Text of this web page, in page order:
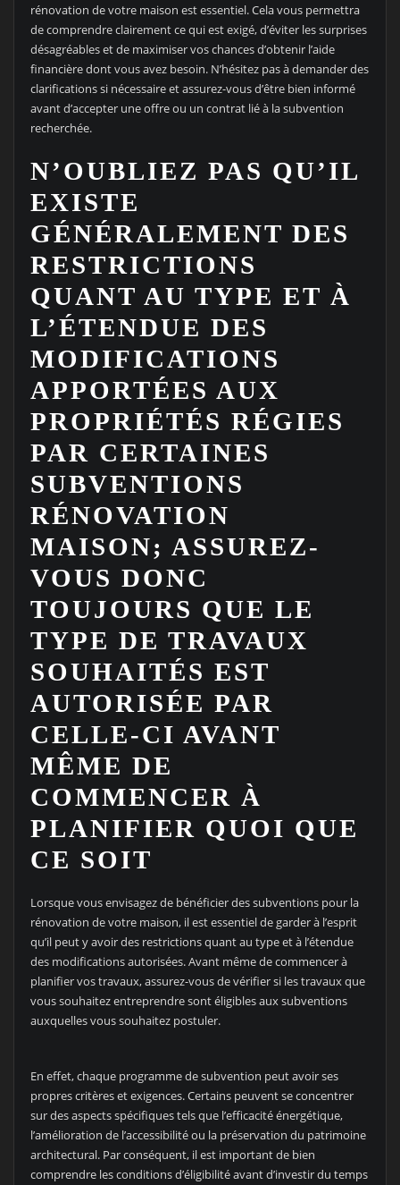
rénovation de votre maison est essentiel. Cela vous permettra
de comprendre clairement ce qui est exigé, d’éviter les surprises
désagréables et de maximiser vos chances d’obtenir l’aide
financière dont vous avez besoin. N’hésitez pas à demander des
clarifications si nécessaire et assurez-vous d’être bien informé
avant d’accepter une offre ou un contrat lié à la subvention
recherchée.
N’OUBLIEZ PAS QU’IL
EXISTE
GÉNÉRALEMENT DES
RESTRICTIONS
QUANT AU TYPE ET À
L’ÉTENDUE DES
MODIFICATIONS
APPORTÉES AUX
PROPRIÉTÉS RÉGIES
PAR CERTAINES
SUBVENTIONS
RÉNOVATION
MAISON; ASSUREZ-
VOUS DONC
TOUJOURS QUE LE
TYPE DE TRAVAUX
SOUHAITÉS EST
AUTORISÉE PAR
CELLE-CI AVANT
MÊME DE
COMMENCER À
PLANIFIER QUOI QUE
CE SOIT
Lorsque vous envisagez de bénéficier des subventions pour la
rénovation de votre maison, il est essentiel de garder à l’esprit
qu’il peut y avoir des restrictions quant au type et à l’étendue
des modifications autorisées. Avant même de commencer à
planifier vos travaux, assurez-vous de vérifier si les travaux que
vous souhaitez entreprendre sont éligibles aux subventions
auxquelles vous souhaitez postuler.
En effet, chaque programme de subvention peut avoir ses
propres critères et exigences. Certains peuvent se concentrer
sur des aspects spécifiques tels que l’efficacité énergétique,
l’amélioration de l’accessibilité ou la préservation du patrimoine
architectural. Par conséquent, il est important de bien
comprendre les conditions d’éligibilité avant d’investir du temps